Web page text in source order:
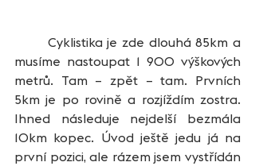
musíme nastoupat 1 900 výškových
metrů. Tam – zpět – tam. Prvních
5km je po rovině a rozjíždím zostra.
Ihned následuje nejdelší bezmála
10km kopec. Úvod ještě jedu já na
první pozici, ale rázem jsem vystřídán